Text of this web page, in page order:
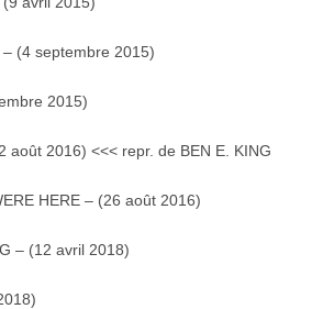
– (4 septembre 2015)
2015)
août 2016) <<< repr. de BEN E. KING
HERE – (26 août 2016)
– (12 avril 2018)